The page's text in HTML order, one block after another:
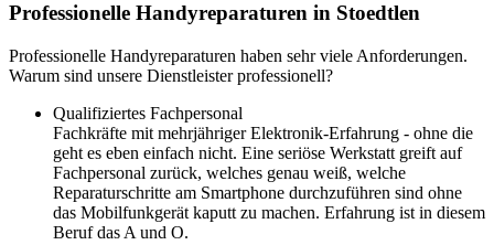
Professionelle Handyreparaturen in Stoedtlen
Professionelle Handyreparaturen haben sehr viele Anforderungen.
Warum sind unsere Dienstleister professionell?
Qualifiziertes Fachpersonal
Fachkräfte mit mehrjähriger Elektronik-Erfahrung - ohne die
geht es eben einfach nicht. Eine seriöse Werkstatt greift auf
Fachpersonal zurück, welches genau weiß, welche
Reparaturschritte am Smartphone durchzuführen sind ohne
das Mobilfunkgerät kaputt zu machen. Erfahrung ist in diesem
Beruf das A und O.